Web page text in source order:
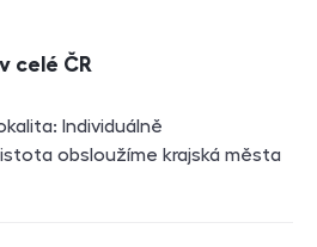
celé ČR
Individuálně
obsloužíme krajská města